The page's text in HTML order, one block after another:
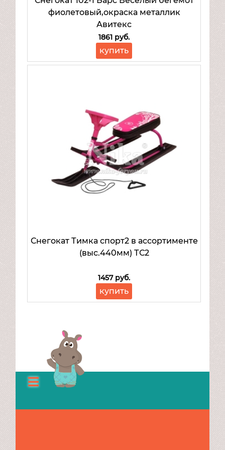
фиолетовый,окраска металлик
Авитекс
1861 руб.
купить
Снегокат Тимка спорт2 в ассортименте
(выс.440мм) ТС2
1457 руб.
купить